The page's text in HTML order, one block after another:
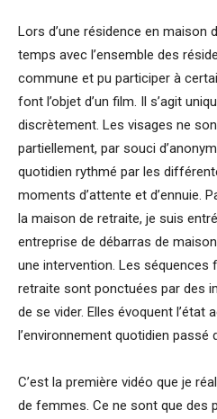
Lors d’une résidence en maison
temps avec l’ensemble des
commune et pu participer à
font l’objet d’un film. Il s’agit
discrètement. Les visages ne
partiellement, par souci
quotidien rythmé par les
moments d’attente et d’ennuie.
la maison de retraite, je suis
entreprise de débarras de
une intervention. Les séquences
retraite sont ponctuées par des
de se vider. Elles évoquent l’état
l’environnement quotidien passé
C’est la première vidéo que je
de femmes. Ce ne sont que des